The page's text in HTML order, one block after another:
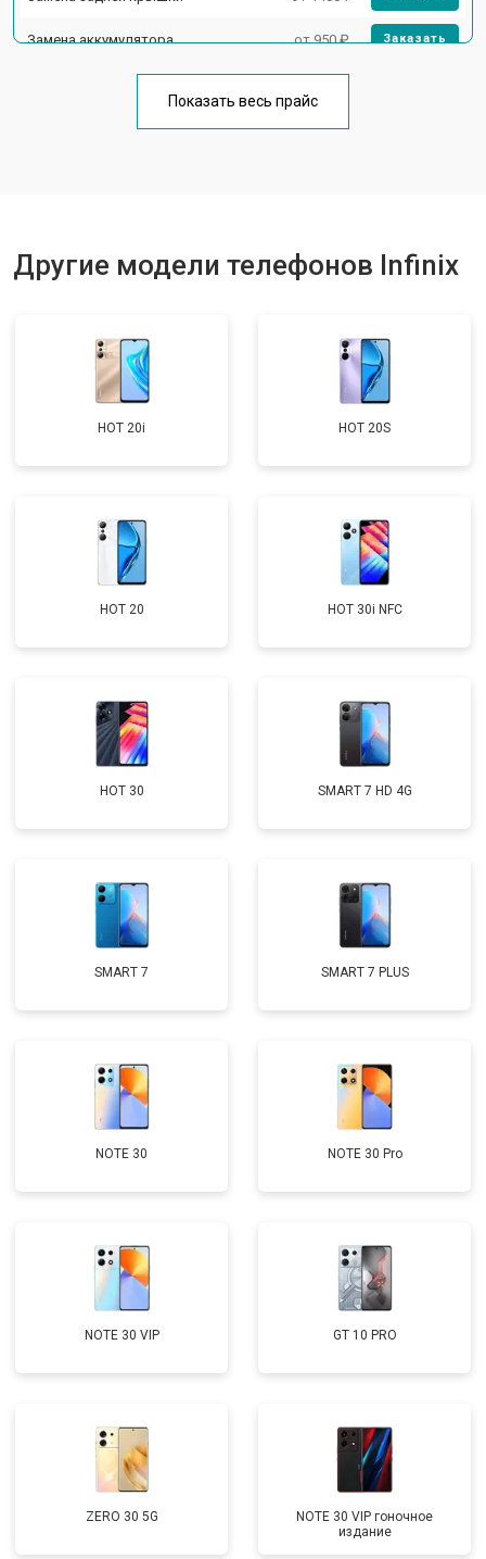
Замена аккумулятора от 950 ₽ Заказать
Ремонт цепи питания от 3200 ₽
Показать весь прайс
Другие модели телефонов Infinix
HOT 20i HOT 20S
HOT 20 HOT 30i NFC
HOT 30 SMART 7 HD 4G
SMART 7 SMART 7 PLUS
NOTE 30 NOTE 30 Pro
NOTE 30 VIP GT 10 PRO
ZERO 30 5G
NOTE 30 VIP гоночное
издание